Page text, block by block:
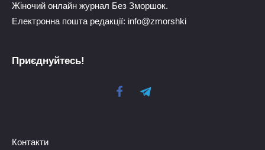
Жіночий онлайн журнал Без Зморшок.
Електронна пошта редакції: info@zmorshki
Приєднуйтесь!
Контакти